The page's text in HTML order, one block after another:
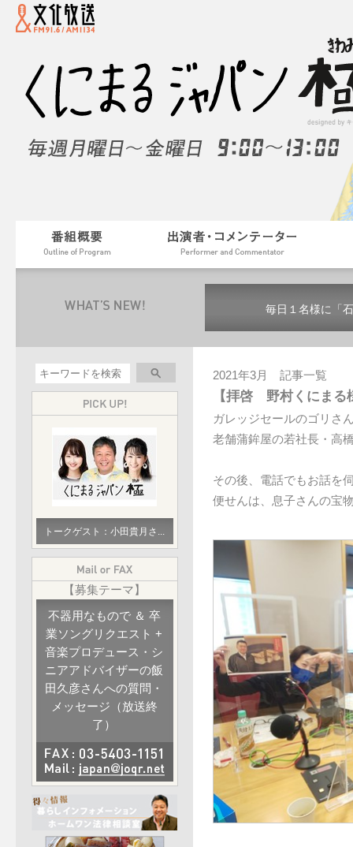
毎日１名様に「
2021年3月 記事一覧
【拝啓 野村くにま
ガレッジセールのゴリさ
老舗蒲鉾屋の若社長・高
その後、電話でもお話を
便せんは、息子さんの宝
トークゲスト：小田貴月さ...
【募集テーマ】
不器用なもので ＆ 卒
業ソングリクエスト +
音楽プロデュース・シ
ニアアドバイザーの飯
田久彦さんへの質問・
メッセージ（放送終
了）